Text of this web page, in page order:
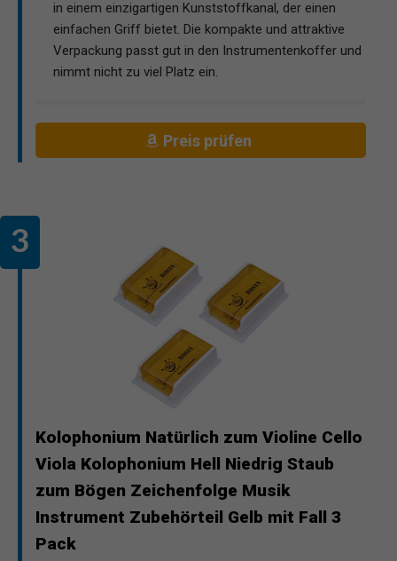
in einem einzigartigen Kunststoffkanal, der einen
einfachen Griff bietet. Die kompakte und attraktive
Verpackung passt gut in den Instrumentenkoffer und
nimmt nicht zu viel Platz ein.
Preis prüfen
Kolophonium Natürlich zum Violine Cello
Viola Kolophonium Hell Niedrig Staub
zum Bögen Zeichenfolge Musik
Instrument Zubehörteil Gelb mit Fall 3
Pack